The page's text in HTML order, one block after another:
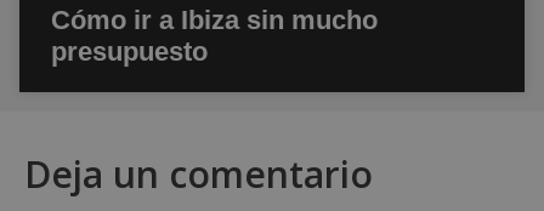
Cómo ir a Ibiza sin mucho
presupuesto
Deja un comentario